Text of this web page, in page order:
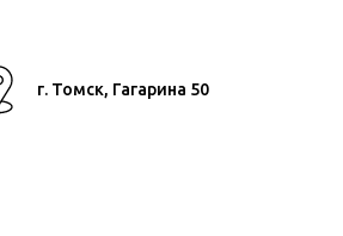
г. Томск, Гагарина 50